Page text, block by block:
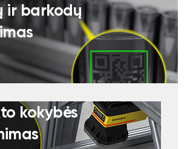
ir barkodų
kokybės